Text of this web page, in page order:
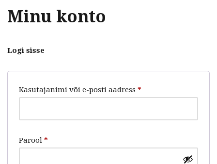
Minu konto
Logi sisse
Kasutajanimi või e-posti aadress *
Parool *